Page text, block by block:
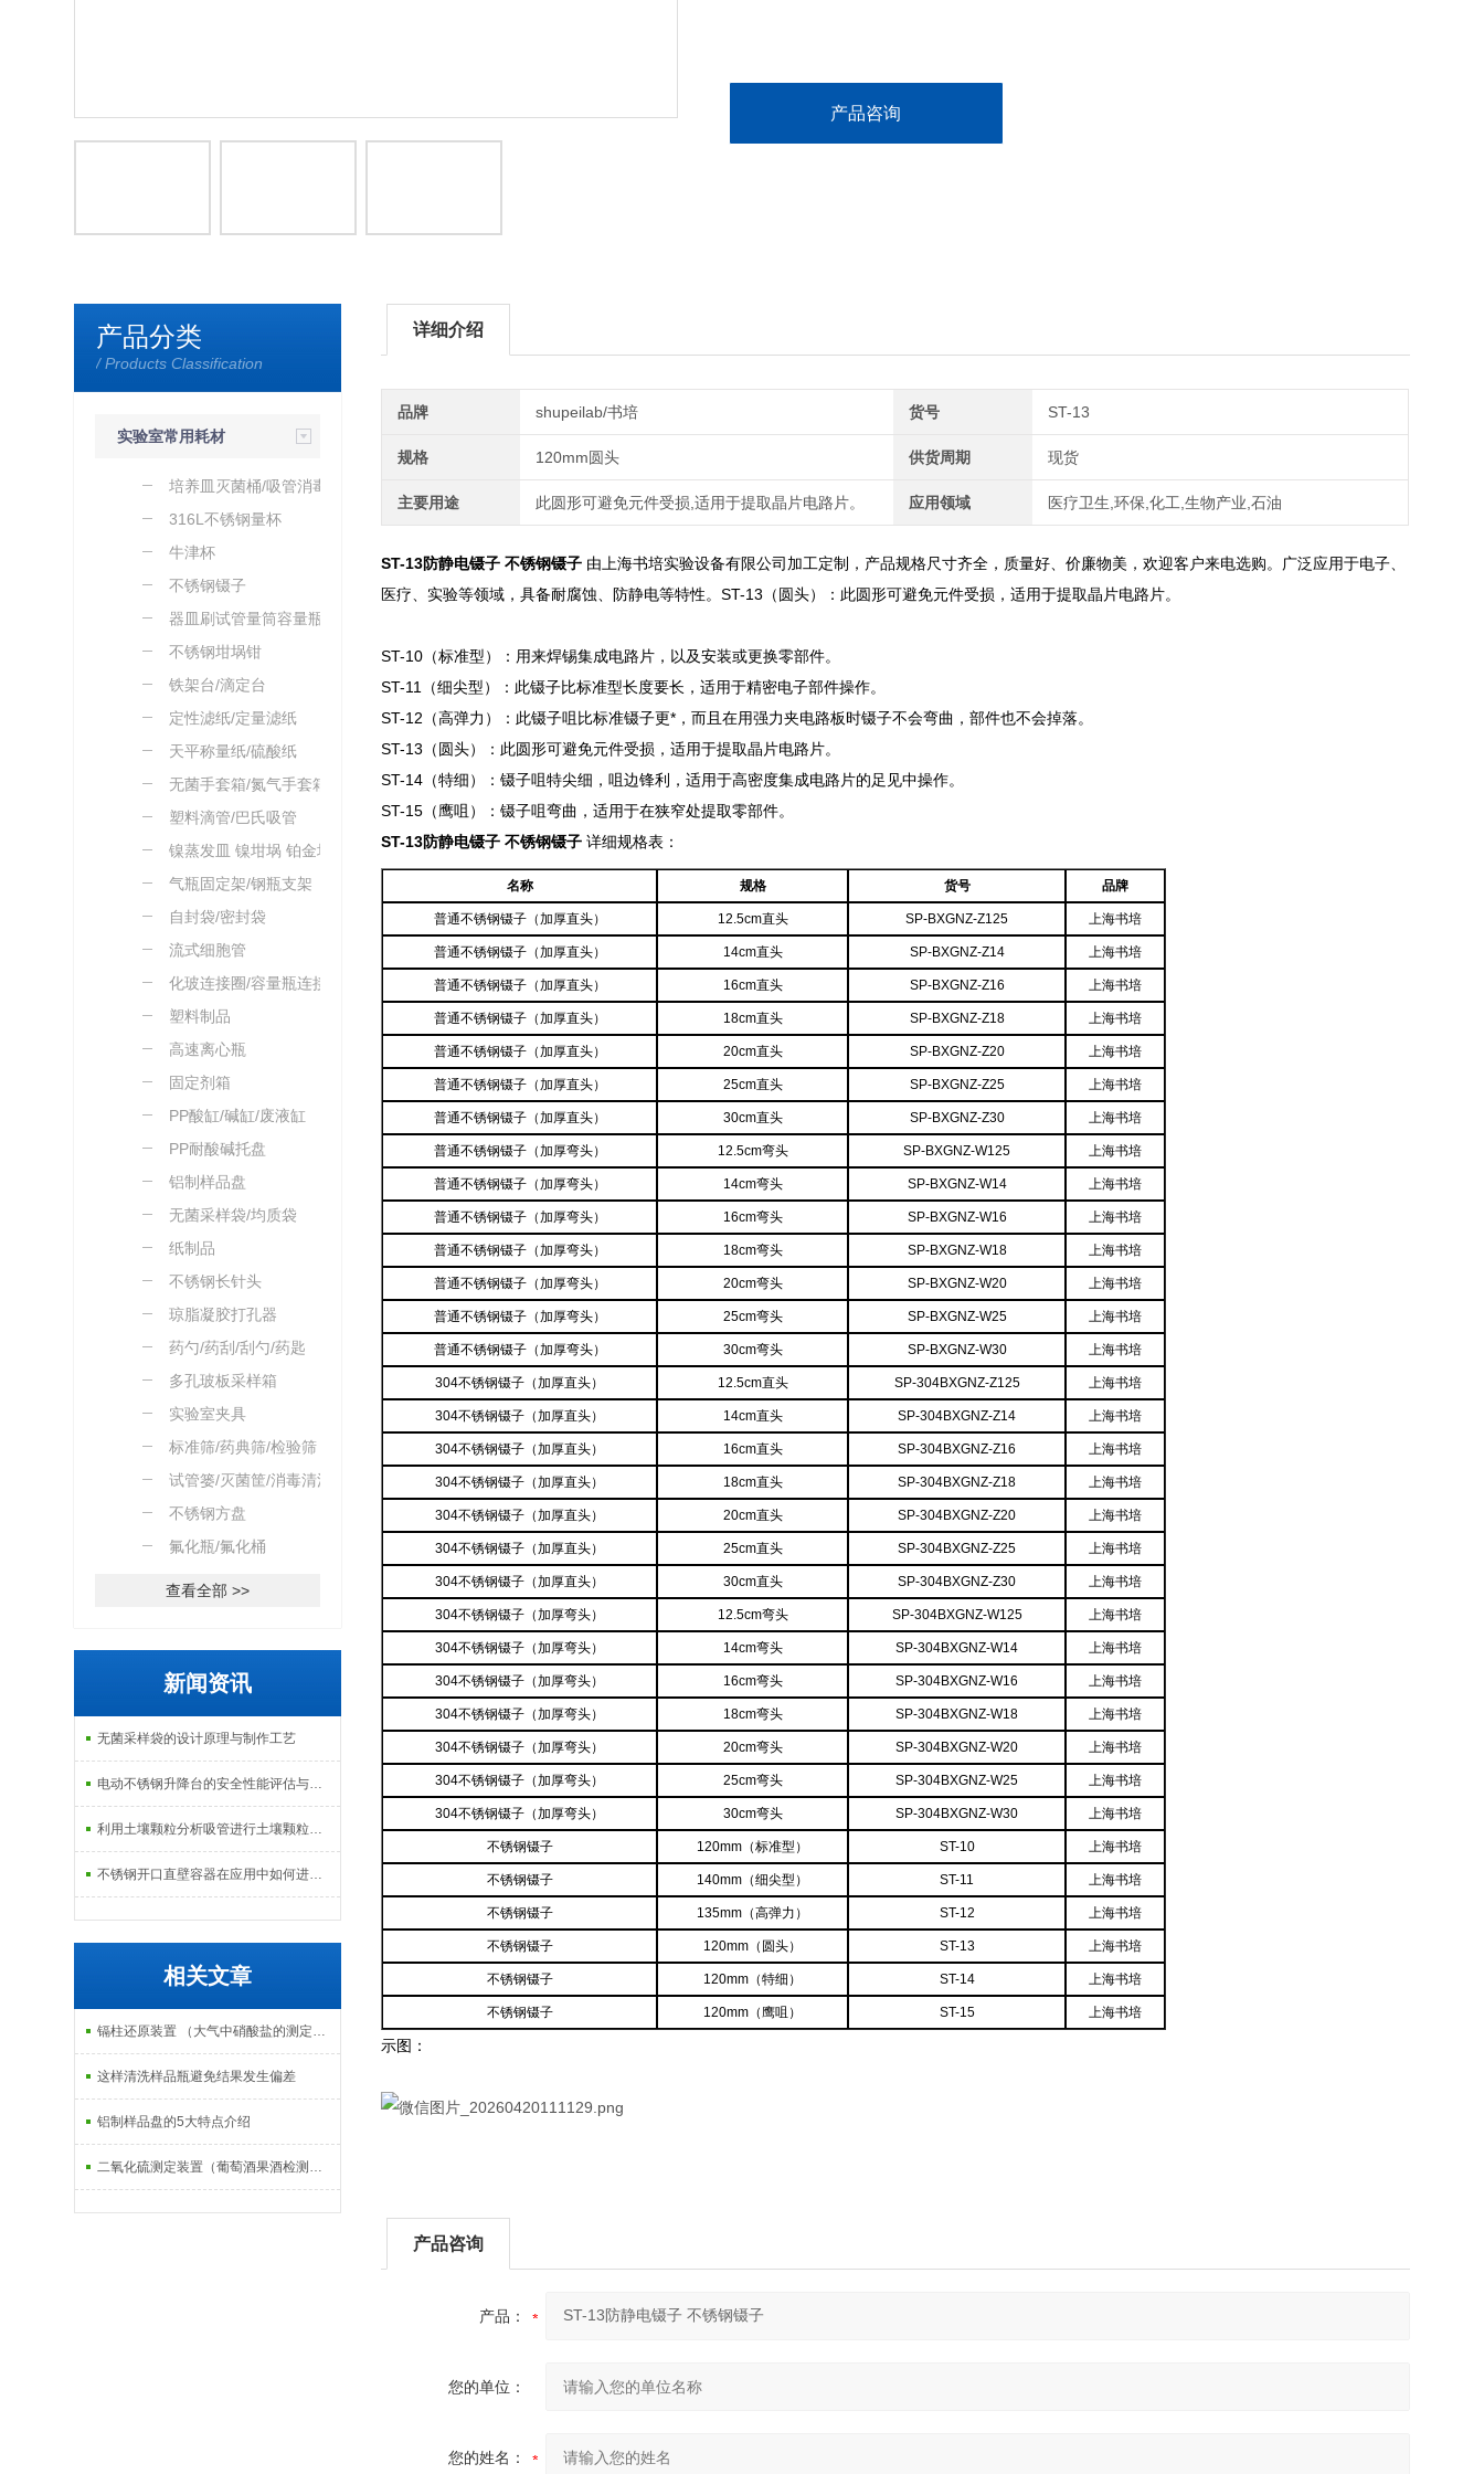
产品咨询
产品分类
/ Products Classification
实验室常用耗材
培养皿灭菌桶/吸管消毒桶
316L不锈钢量杯
牛津杯
不锈钢镊子
器皿刷试管量筒容量瓶刷
不锈钢坩埚钳
铁架台/滴定台
定性滤纸/定量滤纸
天平称量纸/硫酸纸
无菌手套箱/氮气手套箱
塑料滴管/巴氏吸管
镍蒸发皿 镍坩埚 铂金坩
埚
气瓶固定架/钢瓶支架
自封袋/密封袋
流式细胞管
化玻连接圈/容量瓶连接绳
塑料制品
高速离心瓶
固定剂箱
PP酸缸/碱缸/废液缸
PP耐酸碱托盘
铝制样品盘
无菌采样袋/均质袋
纸制品
不锈钢长针头
琼脂凝胶打孔器
药勺/药刮/刮勺/药匙
多孔玻板采样箱
实验室夹具
标准筛/药典筛/检验筛
试管篓/灭菌筐/消毒清洗
篮
不锈钢方盘
氟化瓶/氟化桶
查看全部 >>
新闻资讯
无菌采样袋的设计原理与制作工艺
电动不锈钢升降台的安全性能评估与控制
利用土壤颗粒分析吸管进行土壤颗粒定量分析的研究
不锈钢开口直壁容器在应用中如何进行维护和保养？
相关文章
镉柱还原装置 （大气中硝酸盐的测定方法）
这样清洗样品瓶避免结果发生偏差
铝制样品盘的5大特点介绍
二氧化硫测定装置（葡萄酒果酒检测方法）
详细介绍
品牌 shupeilab/书培 货号 ST-13
规格 120mm圆头 供货周期 现货
主要用途 此圆形可避免元件受损,适用于提取晶片电路片。 应用领域 医疗卫生,环保,化工,生物产业,石油
ST-13防静电镊子 不锈钢镊子 由上海书培实验设备有限公司加工定制，产品规格尺寸齐全，质量好、价廉物美，欢迎客户来电选购。广泛应用于电子、
医疗、实验等领域，具备耐腐蚀、防静电等特性。ST-13（圆头）：此圆形可避免元件受损，适用于提取晶片电路片。
ST-10（标准型）：用来焊锡集成电路片，以及安装或更换零部件。
ST-11（细尖型）：此镊子比标准型长度要长，适用于精密电子部件操作。
ST-12（高弹力）：此镊子咀比标准镊子更*，而且在用强力夹电路板时镊子不会弯曲，部件也不会掉落。
ST-13（圆头）：此圆形可避免元件受损，适用于提取晶片电路片。
ST-14（特细）：镊子咀特尖细，咀边锋利，适用于高密度集成电路片的足见中操作。
ST-15（鹰咀）：镊子咀弯曲，适用于在狭窄处提取零部件。
ST-13防静电镊子 不锈钢镊子 详细规格表：
名称 规格 货号 品牌
普通不锈钢镊子（加厚直头） 12.5cm直头 SP-BXGNZ-Z125 上海书培
普通不锈钢镊子（加厚直头） 14cm直头 SP-BXGNZ-Z14 上海书培
普通不锈钢镊子（加厚直头） 16cm直头 SP-BXGNZ-Z16 上海书培
普通不锈钢镊子（加厚直头） 18cm直头 SP-BXGNZ-Z18 上海书培
普通不锈钢镊子（加厚直头） 20cm直头 SP-BXGNZ-Z20 上海书培
普通不锈钢镊子（加厚直头） 25cm直头 SP-BXGNZ-Z25 上海书培
普通不锈钢镊子（加厚直头） 30cm直头 SP-BXGNZ-Z30 上海书培
普通不锈钢镊子（加厚弯头） 12.5cm弯头 SP-BXGNZ-W125 上海书培
普通不锈钢镊子（加厚弯头） 14cm弯头 SP-BXGNZ-W14 上海书培
普通不锈钢镊子（加厚弯头） 16cm弯头 SP-BXGNZ-W16 上海书培
普通不锈钢镊子（加厚弯头） 18cm弯头 SP-BXGNZ-W18 上海书培
普通不锈钢镊子（加厚弯头） 20cm弯头 SP-BXGNZ-W20 上海书培
普通不锈钢镊子（加厚弯头） 25cm弯头 SP-BXGNZ-W25 上海书培
普通不锈钢镊子（加厚弯头） 30cm弯头 SP-BXGNZ-W30 上海书培
304不锈钢镊子（加厚直头） 12.5cm直头 SP-304BXGNZ-Z125 上海书培
304不锈钢镊子（加厚直头） 14cm直头 SP-304BXGNZ-Z14 上海书培
304不锈钢镊子（加厚直头） 16cm直头 SP-304BXGNZ-Z16 上海书培
304不锈钢镊子（加厚直头） 18cm直头 SP-304BXGNZ-Z18 上海书培
304不锈钢镊子（加厚直头） 20cm直头 SP-304BXGNZ-Z20 上海书培
304不锈钢镊子（加厚直头） 25cm直头 SP-304BXGNZ-Z25 上海书培
304不锈钢镊子（加厚直头） 30cm直头 SP-304BXGNZ-Z30 上海书培
304不锈钢镊子（加厚弯头） 12.5cm弯头 SP-304BXGNZ-W125 上海书培
304不锈钢镊子（加厚弯头） 14cm弯头 SP-304BXGNZ-W14 上海书培
304不锈钢镊子（加厚弯头） 16cm弯头 SP-304BXGNZ-W16 上海书培
304不锈钢镊子（加厚弯头） 18cm弯头 SP-304BXGNZ-W18 上海书培
304不锈钢镊子（加厚弯头） 20cm弯头 SP-304BXGNZ-W20 上海书培
304不锈钢镊子（加厚弯头） 25cm弯头 SP-304BXGNZ-W25 上海书培
304不锈钢镊子（加厚弯头） 30cm弯头 SP-304BXGNZ-W30 上海书培
不锈钢镊子 120mm（标准型） ST-10 上海书培
不锈钢镊子 140mm（细尖型） ST-11 上海书培
不锈钢镊子 135mm（高弹力） ST-12 上海书培
不锈钢镊子 120mm（圆头） ST-13 上海书培
不锈钢镊子 120mm（特细） ST-14 上海书培
不锈钢镊子 120mm（鹰咀） ST-15 上海书培
示图：
产品咨询
产品：
您的单位：
您的姓名：